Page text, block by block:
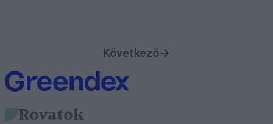
Következő→
Rovatok